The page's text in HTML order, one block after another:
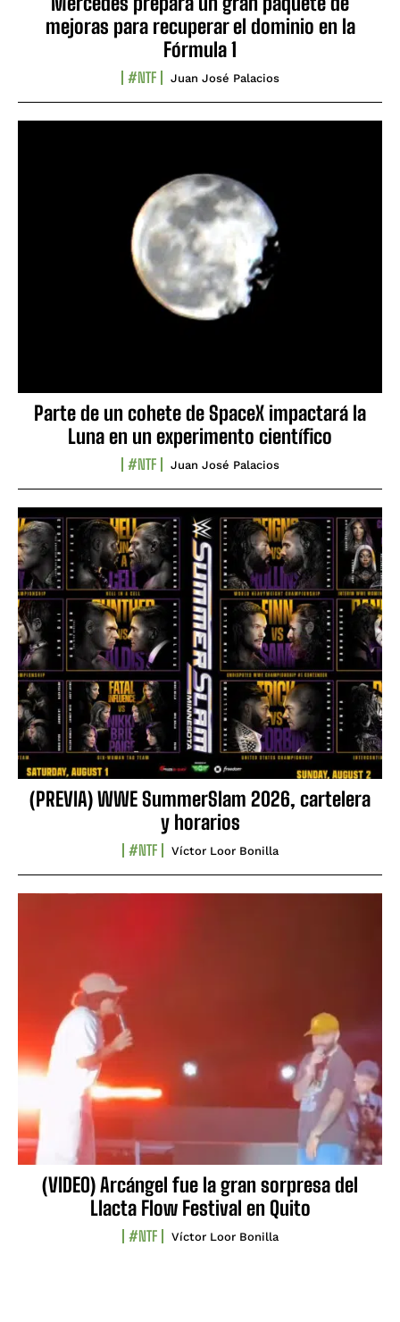
mejoras para recuperar el dominio en la
Fórmula 1
#NTF Juan José Palacios
Parte de un cohete de SpaceX impactará la
Luna en un experimento científico
#NTF Juan José Palacios
(PREVIA) WWE SummerSlam 2026, cartelera
y horarios
#NTF Víctor Loor Bonilla
(VIDEO) Arcángel fue la gran sorpresa del
Llacta Flow Festival en Quito
#NTF Víctor Loor Bonilla